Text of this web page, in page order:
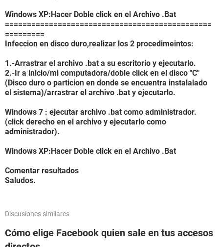
Windows XP:Hacer Doble click en el Archivo .Bat
===============================================
=========
Infeccion en disco duro,realizar los 2 procedimeintos:
1.-Arrastrar el archivo .bat a su escritorio y ejecutarlo.
2.-Ir a inicio/mi computadora/doble click en el disco "C"
(Disco duro o particion en donde se encuentra instalalado
el sistema)/arrastrar el archivo .bat y ejecutarlo.
Windows 7 : ejecutar archivo .bat como administrador.
(click derecho en el archivo y ejecutarlo como
administrador).
Windows XP:Hacer Doble click en el Archivo .Bat
Comentar resultados
Saludos.
Discusiones similares
Cómo elige Facebook quien sale en tus accesos